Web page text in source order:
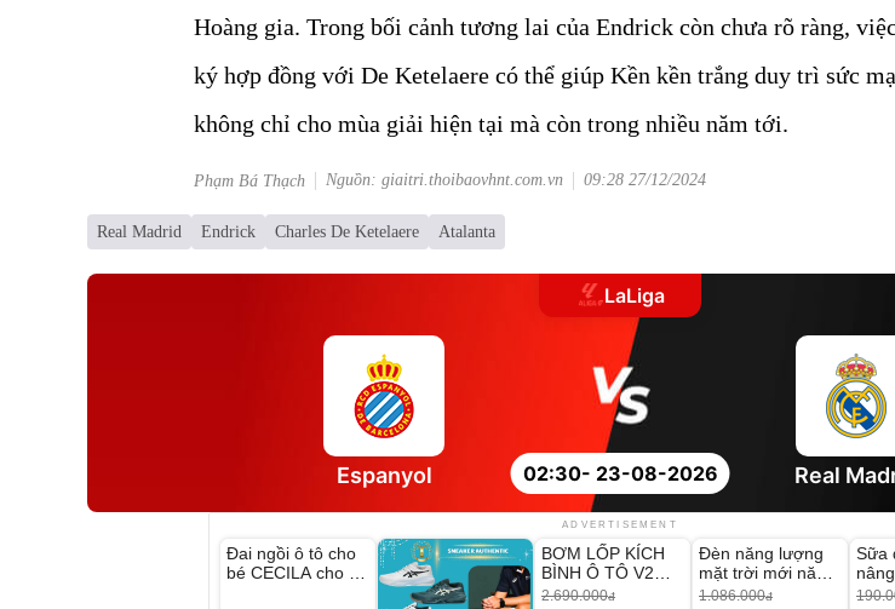
Hoàng gia. Trong bối cảnh tương lai của Endrick còn chưa rõ ràng,
ký hợp đồng với De Ketelaere có thể giúp Kền kền trắng duy trì sức
không chỉ cho mùa giải hiện tại mà còn trong nhiều năm tới.
Phạm Bá Thạch Nguồn: giaitri.thoibaovhnt.com.vn 09:28 27/12/2024
Real Madrid Endrick Charles De Ketelaere Atalanta
LaLiga
02:30- 23-08-2026
Espanyol Real
ADVERTISEMENT
Đai ngồi ô tô cho
bé CECILA cho bé
-37%
Unmute
BƠM LỐP KÍCH
BÌNH Ô TÔ V2
4IN1 Medicar
2.690.000đ
-56%
Đèn năng lượng
mặt trời mới năm
2026 có 120 viên
1.086.000đ
-27%
Sữa